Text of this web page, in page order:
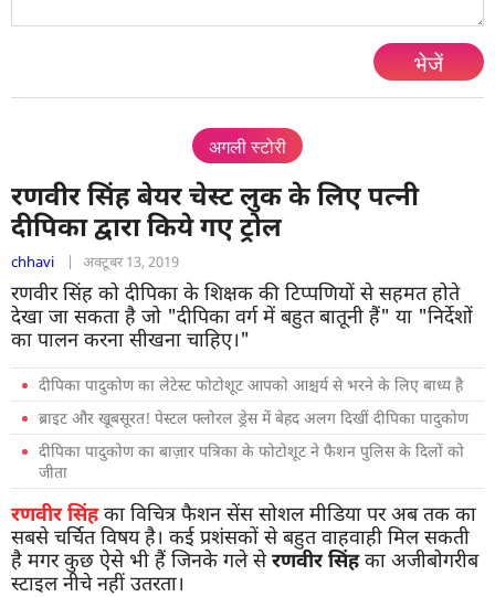
भेजें
अगली स्टोरी
रणवीर सिंह बेयर चेस्ट लुक के लिए पत्नी
दीपिका द्वारा किये गए ट्रोल
chhavi | अक्टूबर 13, 2019
रणवीर सिंह को दीपिका के शिक्षक की टिप्पणियों से सहमत होते
देखा जा सकता है जो "दीपिका वर्ग में बहुत बातूनी हैं" या "निर्देशों
का पालन करना सीखना चाहिए।"
दीपिका पादुकोण का लेटेस्ट फोटोशूट आपको आश्चर्य से भरने के लिए बाध्य है
ब्राइट और खूबसूरत! पेस्टल फ्लोरल ड्रेस में बेहद अलग दिखीं दीपिका पादुकोण
दीपिका पादुकोण का बाज़ार पत्रिका के फोटोशूट ने फैशन पुलिस के दिलों को
जीता
रणवीर सिंहका विचित्र फैशन सेंस सोशल मीडिया पर अब तक का
सबसे चर्चित विषय है। कई प्रशंसकों से बहुत वाहवाही मिल सकती
है मगर कुछ ऐसे भी हैं जिनके गले सेरणवीर सिंहका अजीबोगरीब
स्टाइल नीचे नहीं उतरता।